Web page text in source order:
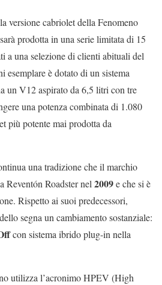
versione cabriolet della Fenomeno
prodotta in una serie limitata di 15
a una selezione di clienti abituali del
è dotato di un sistema
un V12 aspirato da 6,5 litri con tre
una potenza combinata di 1.080
più potente mai prodotta da
una tradizione che il marchio
Reventón Roadster nel2009e che si è
Rispetto ai suoi predecessori,
segna un cambiamento sostanziale:
con sistema ibrido plug-in nella
utilizza l’acronimo HPEV (High